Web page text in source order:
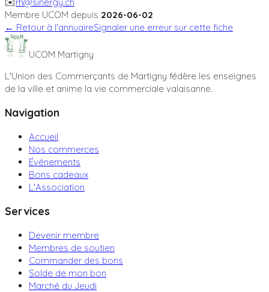
Membre UCOM depuis 2026-06-02
← Retour à l'annuaireSignaler une erreur sur cette fiche
UCOM Martigny
L'Union des Commerçants de Martigny fédère les enseignes
de la ville et anime la vie commerciale valaisanne.
Navigation
Accueil
Nos commerces
Événements
Bons cadeaux
L'Association
Services
Devenir membre
Membres de soutien
Commander des bons
Solde de mon bon
Marché du Jeudi